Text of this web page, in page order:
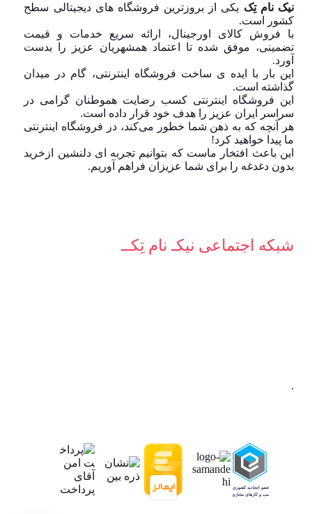
نیک نام تِک یکی از بروزترین فروشگاه های دیجیتالی سطح
کشور است.
با فروش کالای اورجینال، ارائه سریع خدمات و قیمت
تضمینی، موفق شده تا اعتماد همشهریان عزیز را بدست
آورد.
این بار با ایده ی ساخت فروشگاه اینترنتی، گام در میدان
گذاشته است.
این فروشگاه اینترنتی کسب رضایت هموطنان گرامی در
سراسر ایران عزیز را هدف خود قرار داده است.
هر آنچه که به ذهن شما خطور می‌کند، در فروشگاه اینترنتی
ما پیدا خواهید کرد!
این باعث افتخار ماست که بتوانیم تجربه ای دلنشین ازخرید
بدون دغدغه را برای شما عزیزان فراهم آوریم.
شبکه‌ اجتماعی نیکـ نام تِکــ
.